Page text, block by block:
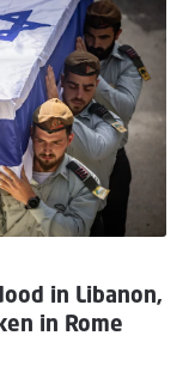
in Libanon,
in Rome